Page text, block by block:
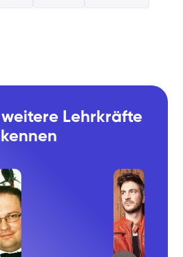
Lehrkräfte
kennen